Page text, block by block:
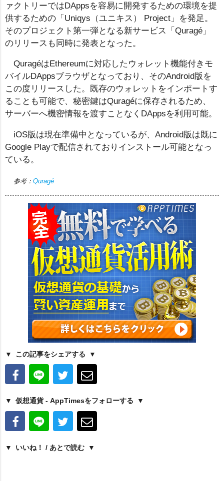
ァクトリーではDAppsを容易に開発するための環境を提
供するための「Uniqys（ユニキス） Project」を発足。
そのプロジェクト第一弾となる新サービス「Quragé」
のリリースも同時に発表となった。
QuragéはEthereumに対応したウォレット機能付きモ
バイルDAppsブラウザとなっており、そのAndroid版を
この度リリースした。既存のウォレットをインポートす
ることも可能で、秘密鍵はQuragéに保存されるため、
サーバーへ機密情報を渡すことなくDAppsを利用可能。
iOS版は現在準備中となっているが、Android版は既に
Google Playで配信されておりインストール可能となっ
ている。
参考： Quragé
この記事をシェアする
仮想通貨 - AppTimesをフォローする
いいね！ / あとで読む